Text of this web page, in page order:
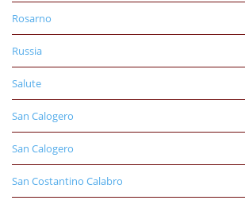
Rosarno
Russia
Salute
San Calogero
San Calogero
San Costantino Calabro